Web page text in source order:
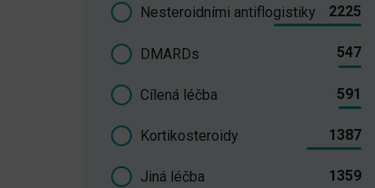
Nesteroidními antiflogistiky 2225
DMARDs 547
Cílená léčba 591
Kortikosteroidy 1387
Jiná léčba 1359